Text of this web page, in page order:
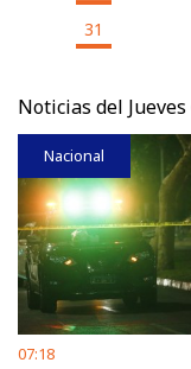
31
Noticias del
Nacional
07:18